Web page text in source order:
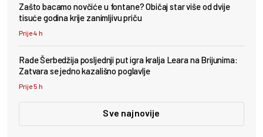
Zašto bacamo novčiće u fontane? Običaj star više od dvije
tisuće godina krije zanimljivu priču
Prije 4 h
Rade Šerbedžija posljednji put igra kralja Leara na Brijunima:
Zatvara se jedno kazališno poglavlje
Prije 5 h
Sve najnovije